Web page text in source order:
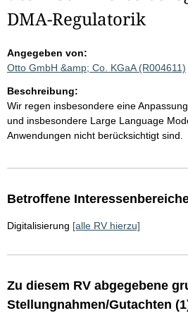
DMA-Regulatorik
Angegeben von:
Otto GmbH &amp; Co. KGaA (R004611)
Beschreibung:
Wir regen insbesondere eine
und insbesondere Large Language
Anwendungen nicht berücksichtigt sind.
Betroffene
Digitalisierung [alle RV hierzu]
Zu diesem RV abgegebene
Stellungnahmen/Gutachten